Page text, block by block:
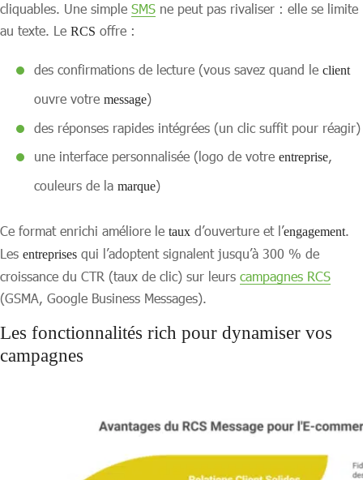
cliquables. Une simple SMS ne peut pas rivaliser : elle se limite
au texte. Le RCS offre :
des confirmations de lecture (vous savez quand le client
ouvre votre message)
des réponses rapides intégrées (un clic suffit pour réagir)
une interface personnalisée (logo de votre entreprise,
couleurs de la marque)
Ce format enrichi améliore le taux d’ouverture et l’engagement.
Les entreprises qui l’adoptent signalent jusqu’à 300 % de
croissance du CTR (taux de clic) sur leurs campagnes RCS
(GSMA, Google Business Messages).
Les fonctionnalités rich pour dynamiser vos
campagnes